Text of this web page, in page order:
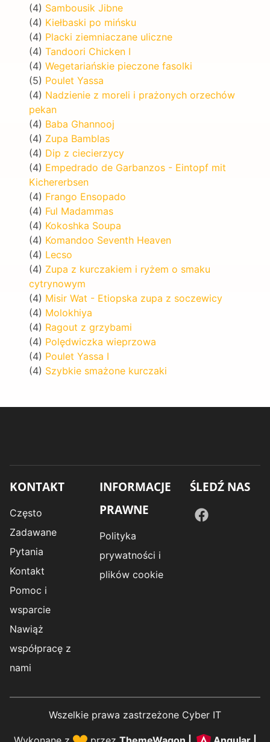
(4) Sambousik Jibne
(4) Kiełbaski po mińsku
(4) Placki ziemniaczane uliczne
(4) Tandoori Chicken I
(4) Wegetariańskie pieczone fasolki
(5) Poulet Yassa
(4) Nadzienie z moreli i prażonych orzechów
pekan
(4) Baba Ghannooj
(4) Zupa Bamblas
(4) Dip z ciecierzycy
(4) Empedrado de Garbanzos - Eintopf mit
Kichererbsen
(4) Frango Ensopado
(4) Ful Madammas
(4) Kokoshka Soupa
(4) Komandoo Seventh Heaven
(4) Lecso
(4) Zupa z kurczakiem i ryżem o smaku
cytrynowym
(4) Misir Wat - Etiopska zupa z soczewicy
(4) Molokhiya
(4) Ragout z grzybami
(4) Polędwiczka wieprzowa
(4) Poulet Yassa I
(4) Szybkie smażone kurczaki
KONTAKT
Często
Zadawane
Pytania
Kontakt
Pomoc i
wsparcie
Nawiąż
współpracę z
nami
INFORMACJE
PRAWNE
Polityka
prywatności i
plików cookie
ŚLEDŹ NAS
Wszelkie prawa zastrzeżone Cyber IT